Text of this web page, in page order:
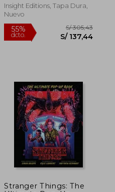
S/ 311,83
S/ 140,33
Insight Editions, Tapa Dura,
Nuevo
55%
dcto.
Stranger Things: The